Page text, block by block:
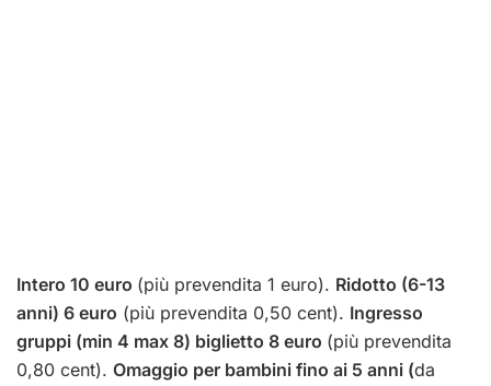
Intero 10 euro (più prevendita 1 euro). Ridotto (6-13
anni) 6 euro (più prevendita 0,50 cent). Ingresso
gruppi (min 4 max 8) biglietto 8 euro (più prevendita
0,80 cent). Omaggio per bambini fino ai 5 anni (da